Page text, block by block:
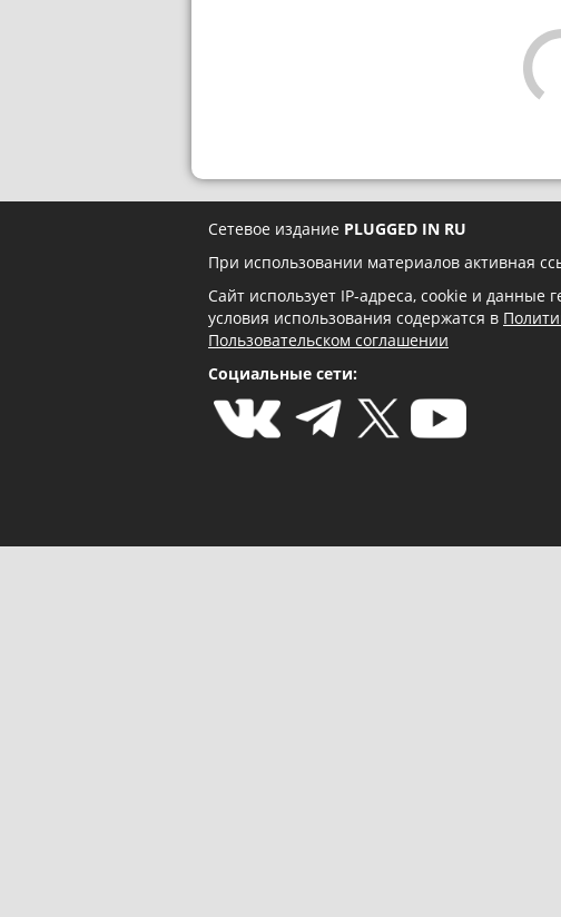
Сетевое издание PLUGGED IN RU
При использовании материалов активная
Сайт использует IP-адреса, cookie и данные
условия использования содержатся в
Пользовательском соглашении
Социальные сети: